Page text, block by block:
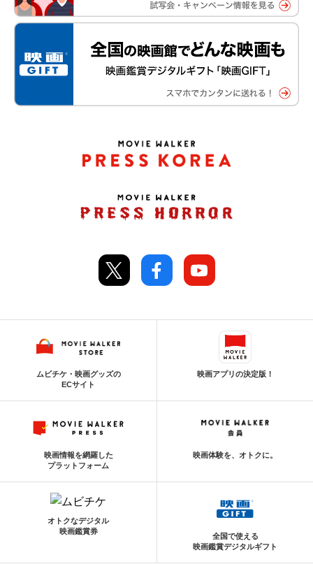
ムビチケ・映画グッズの
ECサイト
映画アプリの決定版！
映画情報を網羅した
プラットフォーム
映画体験を、オトクに。
オトクなデジタル
映画鑑賞券
全国で使える
映画鑑賞デジタルギフト